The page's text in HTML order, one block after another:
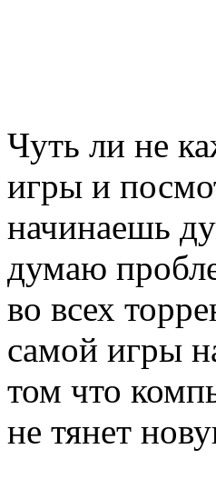
Чуть ли не
игры и
начинаешь
думаю
во всех
самой игры
том что
не тянет